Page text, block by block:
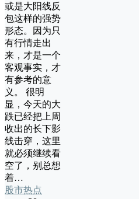
或是大阳线反
包这样的强势
形态。因为只
有行情走出
来，才是一个
客观事实，才
有参考的意
义。 很明
显，今天的大
跌已经把上周
收出的长下影
线击穿，这里
就必须继续看
空了，别总想
着…
股市热点